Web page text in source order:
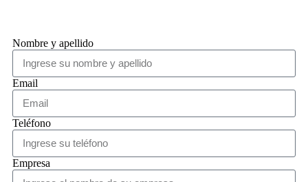
Nombre y apellido
Email
Teléfono
Empresa